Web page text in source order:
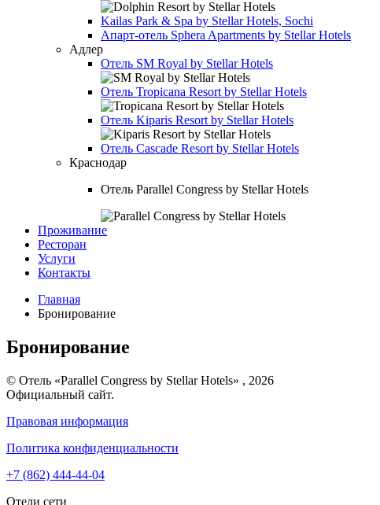
Kailas Park & Spa by Stellar Hotels, Sochi
Апарт-отель Sphera Apartments by Stellar Hotels
Адлер
Отель SM Royal by Stellar Hotels
Отель Tropicana Resort by Stellar Hotels
Отель Kiparis Resort by Stellar Hotels
Отель Cascade Resort by Stellar Hotels
Краснодар
Отель Parallel Congress by Stellar Hotels
Проживание
Ресторан
Услуги
Контакты
Главная
Бронирование
Бронирование
© Отель «Parallel Congress by Stellar Hotels» , 2026
Официальный сайт.
Правовая информация
Политика конфиденциальности
+7 (862) 444-44-04
Отели сети